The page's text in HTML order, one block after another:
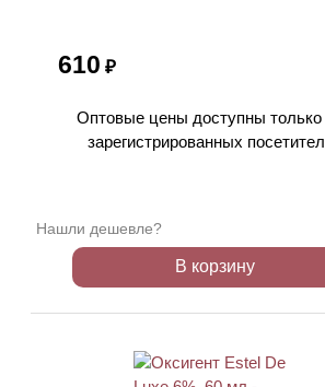
610 ₽
Оптовые цены доступны только
зарегистрированных
Нашли дешевле?
В корзину